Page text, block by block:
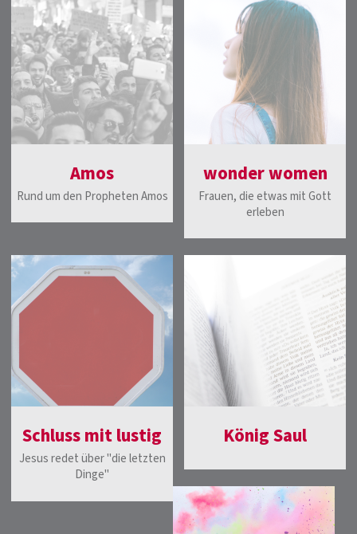
Amos
Rund um den Propheten Amos
wonder women
Frauen, die etwas mit Gott
erleben
Schluss mit lustig
Jesus redet über "die letzten
Dinge"
König Saul